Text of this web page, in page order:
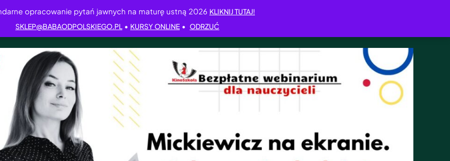
opracowanie pytań jawnych na maturę ustną 2026 KLIKNIJ TUTAJ!
SKLEP@BABAODPOLSKIEGO.PL • KURSY ONLINE • ODRZUĆ